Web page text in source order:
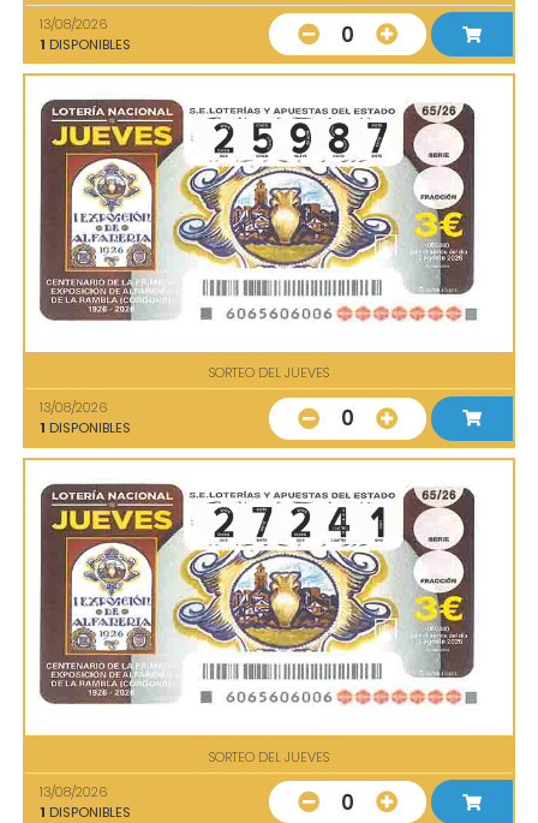
13/08/2026
1 DISPONIBLES 0
SORTEO DEL JUEVES
13/08/2026
1 DISPONIBLES 0
SORTEO DEL JUEVES
13/08/2026
1 DISPONIBLES 0